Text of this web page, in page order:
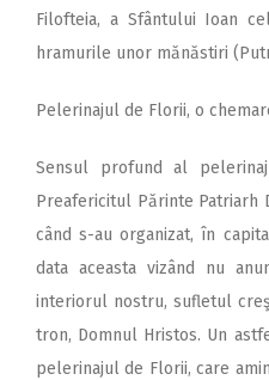
Filofteia, a Sfântului Ioan
hramurile unor mănăstiri
Pelerinajul de Florii, o
Sensul profund al
Preafericitul Părinte Patriarh
când s-au organizat, în
data aceasta vizând nu
interiorul nostru, sufletul
tron, Domnul Hristos. Un
pelerinajul de Florii, care